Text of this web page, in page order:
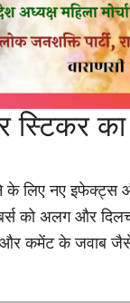
का
के लिए नए इफेक्ट्स
को अलग और
कमेंट के जवाब जैसे